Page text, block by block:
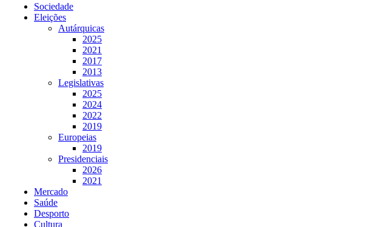
Sociedade
Eleições
Autárquicas
2025
2021
2017
2013
Legislativas
2025
2024
2022
2019
Europeias
2019
Presidenciais
2026
2021
Mercado
Saúde
Desporto
Cultura